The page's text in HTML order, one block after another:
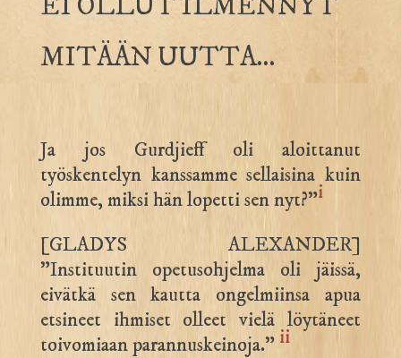
EI OLLUT ILMENNYT
MITÄÄN UUTTA…
Ja jos Gurdjieff oli aloittanut
työskentelyn kanssamme sellaisina kuin
olimme, miksi hän lopetti sen nyt?”i
[GLADYS ALEXANDER]
”Instituutin opetusohjelma oli jäissä,
eivätkä sen kautta ongelmiinsa apua
etsineet ihmiset olleet vielä löytäneet
toivomiaan parannuskeinoja.” ii